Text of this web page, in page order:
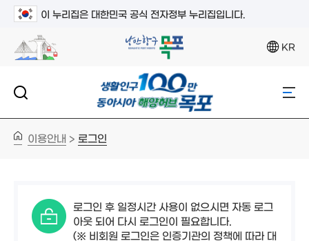
이 누리집은 대한민국 공식 전자정부 누리집입니다.
KR
이용안내 > 로그인
로그인 후 일정시간 사용이 없으시면 자동 로그
아웃 되어 다시 로그인이 필요합니다.
(※ 비회원 로그인은 인증기관의 정책에 따라 대